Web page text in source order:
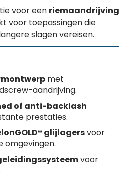
voor een riemaandrijving
voor toepassingen die
slagen vereisen.
met
aandrijving.
of anti-backlash
prestaties.
glijlagersvoor
omgevingen.
voor